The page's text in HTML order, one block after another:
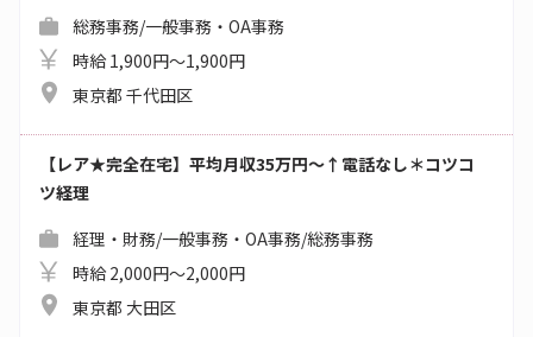
総務事務/一般事務・OA事務
時給 1,900円～1,900円
東京都 千代田区
【レア★完全在宅】平均月収35万円～↑電話なし＊コツコ
ツ経理
経理・財務/一般事務・OA事務/総務事務
時給 2,000円～2,000円
東京都 大田区